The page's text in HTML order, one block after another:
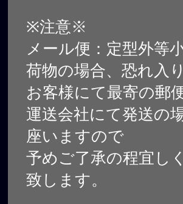
※注意※
メール便：定型外等
荷物の場合、恐れ入
お客様にて最寄の郵
運送会社にて発送の
座いますので
予めご了承の程宜し
致します。